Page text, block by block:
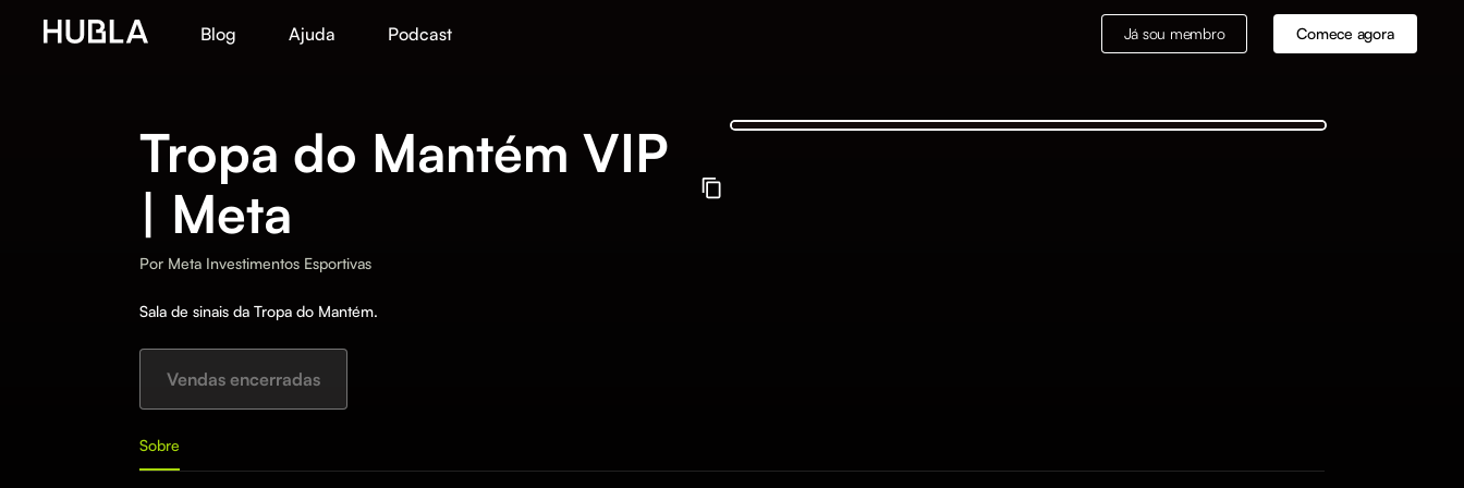
Blog Ajuda Podcast Já sou membro Comece agora
Tropa do Mantém VIP
| Meta
Por Meta Investimentos Esportivas
Sala de sinais da Tropa do Mantém.
Vendas encerradas
Sobre